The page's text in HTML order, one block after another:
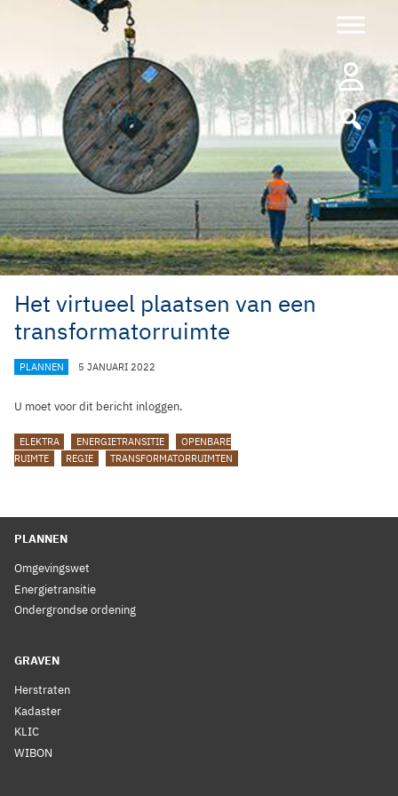
Het virtueel plaatsen van een
transformatorruimte
CATEGORIEËN
PLANNEN 5 JANUARI 2022
U moet voor dit bericht inloggen.
TAGS
ELEKTRA ENERGIETRANSITIE
OPENBARE
RUIMTE
REGIE TRANSFORMATORRUIMTEN
PLANNEN
Omgevingswet
Energietransitie
Ondergrondse ordening
GRAVEN
Herstraten
Kadaster
KLIC
WIBON